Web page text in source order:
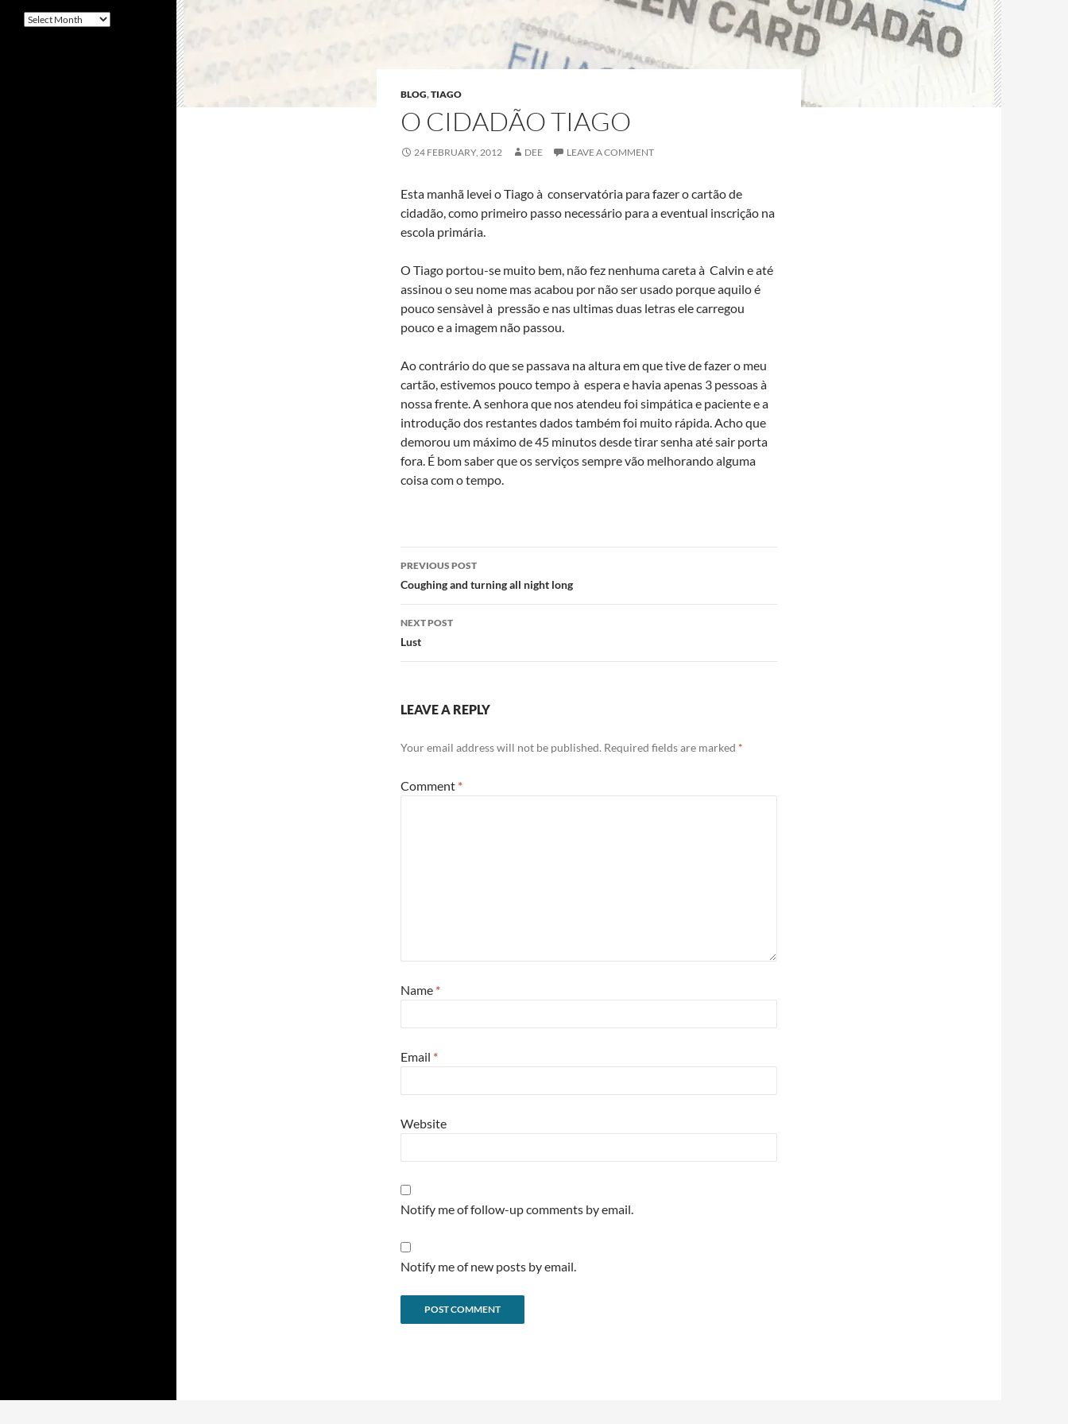
BLOG,TIAGO
O CIDADÃO TIAGO
24 FEBRUARY, 2012 DEE LEAVE A COMMENT
Esta manhã levei o Tiago à conservatória para fazer o cartão de
cidadão, como primeiro passo necessário para a eventual inscrição na
escola primária.
O Tiago portou-se muito bem, não fez nenhuma careta à Calvin e até
assinou o seu nome mas acabou por não ser usado porque aquilo é
pouco sensà­vel à pressão e nas ultimas duas letras ele carregou
pouco e a imagem não passou.
Ao contrário do que se passava na altura em que tive de fazer o meu
cartão, estivemos pouco tempo à espera e havia apenas 3 pessoas à
nossa frente. A senhora que nos atendeu foi simpática e paciente e a
introdução dos restantes dados também foi muito rápida. Acho que
demorou um máximo de 45 minutos desde tirar senha até sair porta
fora. É bom saber que os serviços sempre vão melhorando alguma
coisa com o tempo.
Post
navigation
PREVIOUS POST
Coughing and turning all night long
NEXT POST
Lust
LEAVE A REPLY
Your email address will not be published. Required fields are marked *
Comment *
Name *
Email *
Website
Notify me of follow-up comments by email.
Notify me of new posts by email.
Arquivo